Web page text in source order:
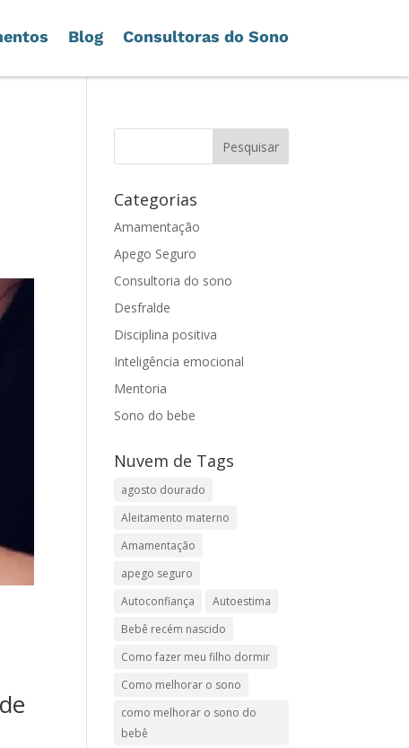
Blog Consultoras do Sono
Categorias
Amamentação
Apego Seguro
Consultoria do sono
Desfralde
Disciplina positiva
Inteligência emocional
Mentoria
Sono do bebe
Nuvem de Tags
agosto dourado
Aleitamento materno
Amamentação
apego seguro
Autoconfiança
Autoestima
Bebê recém nascido
Como fazer meu filho dormir
Como melhorar o sono
como melhorar o sono do
bebê